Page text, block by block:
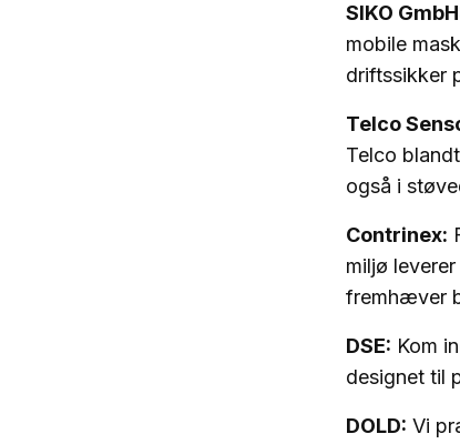
SIKO
mobile
driftssikker
Telco
Telco
også i
Contrinex:
miljø
fremhæver
DSE: Kom
designet til
DOLD: Vi